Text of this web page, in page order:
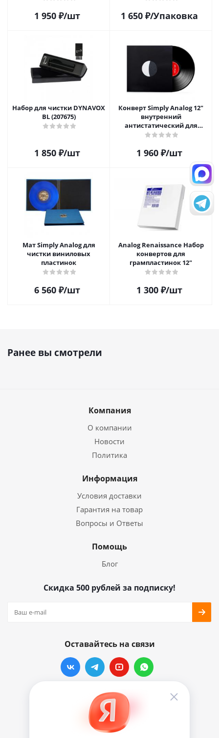
1 950₽/шт 1 650₽/Упаковка
Набор для чистки DYNAVOX
BL (207675)
1 850₽/шт
Конверт Simply Analog 12"
внутренний
антистатический для
пластинок (25 шт)
1 960₽/шт
Мат Simply Analog для
чистки виниловых
пластинок
6 560₽/шт
Analog Renaissance Набор
конвертов для
грампластинок 12"
1 300₽/шт
Ранее вы смотрели
Компания
О компании
Новости
Политика
Информация
Условия доставки
Гарантия на товар
Вопросы и Ответы
Помощь
Блог
Скидка 500 рублей за подписку!
Оставайтесь на связи
Наши контакты
info@vinylmarkt.ru